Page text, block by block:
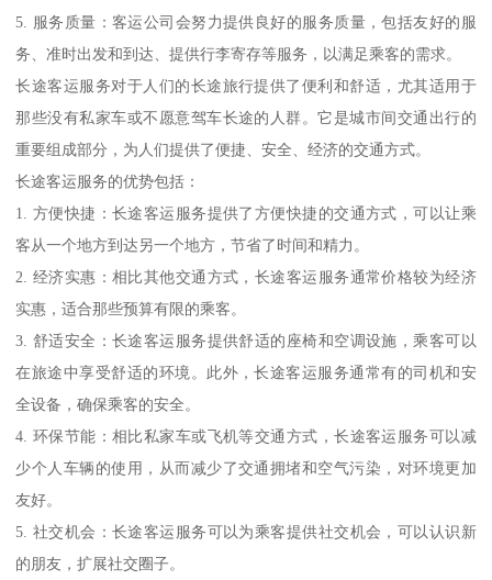
5. 服务质量：客运公司会努力提供良好的服务质量，包括友好的服
务、准时出发和到达、提供行李寄存等服务，以满足乘客的需求。
长途客运服务对于人们的长途旅行提供了便利和舒适，尤其适用于
那些没有私家车或不愿意驾车长途的人群。它是城市间交通出行的
重要组成部分，为人们提供了便捷、安全、经济的交通方式。
长途客运服务的优势包括：
1. 方便快捷：长途客运服务提供了方便快捷的交通方式，可以让乘
客从一个地方到达另一个地方，节省了时间和精力。
2. 经济实惠：相比其他交通方式，长途客运服务通常价格较为经济
实惠，适合那些预算有限的乘客。
3. 舒适安全：长途客运服务提供舒适的座椅和空调设施，乘客可以
在旅途中享受舒适的环境。此外，长途客运服务通常有的司机和安
全设备，确保乘客的安全。
4. 环保节能：相比私家车或飞机等交通方式，长途客运服务可以减
少个人车辆的使用，从而减少了交通拥堵和空气污染，对环境更加
友好。
5. 社交机会：长途客运服务可以为乘客提供社交机会，可以认识新
的朋友，扩展社交圈子。